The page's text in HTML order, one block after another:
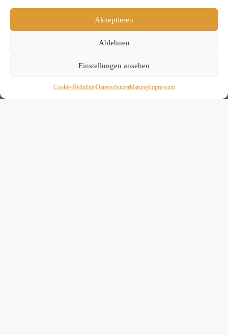
Akzeptieren
Ablehnen
Einstellungen ansehen
Cookie-RichtlinieDaten­schutz­erklä­rungImpressum
Wenn Du magst, schicke ich Dir ungefähr monatlich Infos zu
Dich natürlich jederzeit wieder abmelden. Alle Details zur